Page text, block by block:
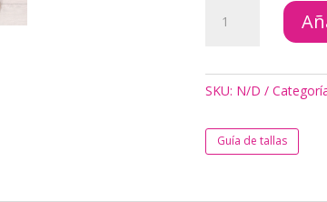
TEXANA
SKU: N/D
Guía de tallas